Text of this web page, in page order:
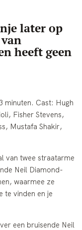
later op
heeft geen
Cast: Hugh
Fisher Stevens,
Mustafa Shakir,
van twee straatarme
Neil Diamond-
waarmee ze
te vinden en je
een bruisende Neil